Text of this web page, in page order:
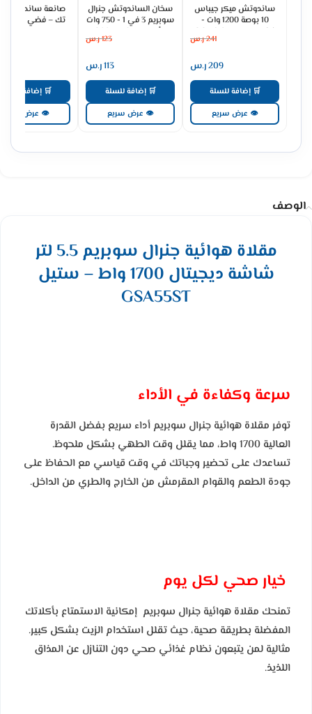
ساندوتش ميكر جيباس
10 بوصة 1200 وات -
فضي/ اسود GCM6125
241ر.س
209ر.س
🛒 إضافة للسلة
👁 عرض سريع
سخان الساندوتش جنرال
سوبريم 3 في 1 - 750 وات
- أسود GSSM750A3
123ر.س
113ر.س
🛒 إضافة للسلة
👁 عرض سريع
صانعة ساندوتش
تك – فضي HT-9068L
🛒 إضافة للسلة
👁 عرض سريع
الوصف
مقلاة هوائية جنرال سوبريم 5.5 لتر
شاشة ديجيتال 1700 واط – ستيل
GSA55ST
سرعة وكفاءة في الأداء
توفر مقلاة هوائية جنرال سوبريم أداء سريع بفضل القدرة
العالية 1700 واط، مما يقلل وقت الطهي بشكل ملحوظ.
تساعدك على تحضير وجباتك في وقت قياسي مع الحفاظ على
جودة الطعم والقوام المقرمش من الخارج والطري من الداخل.
خيار صحي لكل يوم
تمنحك مقلاة هوائية جنرال سوبريم إمكانية الاستمتاع بأكلاتك
المفضلة بطريقة صحية، حيث تقلل استخدام الزيت بشكل كبير.
مثالية لمن يتبعون نظام غذائي صحي دون التنازل عن المذاق
اللذيذ.